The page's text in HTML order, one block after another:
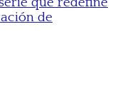
de